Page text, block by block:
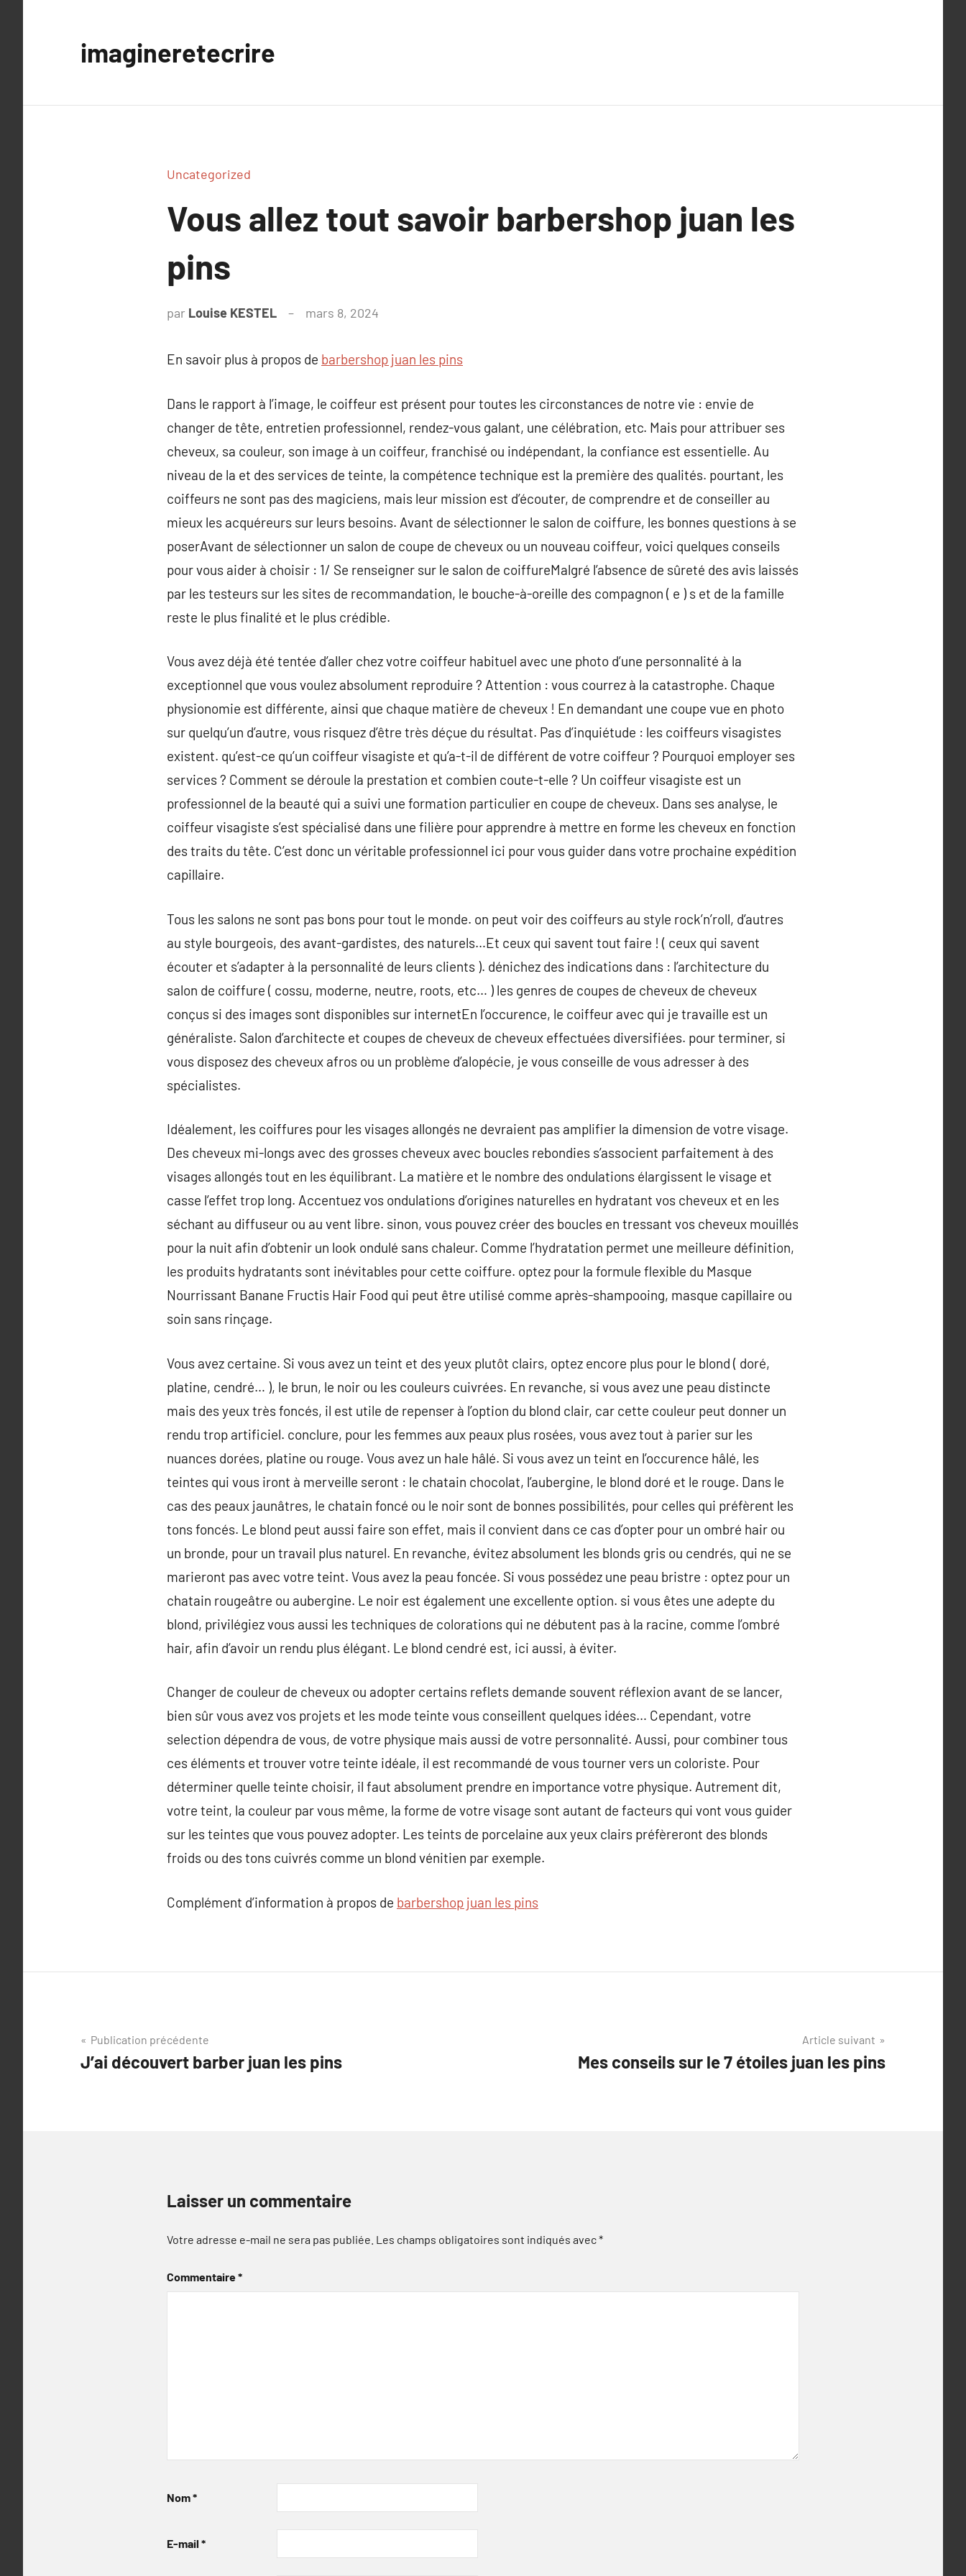
imagineretecrire
Uncategorized
Vous allez tout savoir barbershop juan les
pins
par Louise KESTEL mars 8, 2024
En savoir plus à propos de barbershop juan les pins
Dans le rapport à l’image, le coiffeur est présent pour toutes les circonstances de notre vie : envie de
changer de tête, entretien professionnel, rendez-vous galant, une célébration, etc. Mais pour attribuer ses
cheveux, sa couleur, son image à un coiffeur, franchisé ou indépendant, la confiance est essentielle. Au
niveau de la et des services de teinte, la compétence technique est la première des qualités. pourtant, les
coiffeurs ne sont pas des magiciens, mais leur mission est d’écouter, de comprendre et de conseiller au
mieux les acquéreurs sur leurs besoins. Avant de sélectionner le salon de coiffure, les bonnes questions à se
poserAvant de sélectionner un salon de coupe de cheveux ou un nouveau coiffeur, voici quelques conseils
pour vous aider à choisir : 1/ Se renseigner sur le salon de coiffureMalgré l’absence de sûreté des avis laissés
par les testeurs sur les sites de recommandation, le bouche-à-oreille des compagnon ( e ) s et de la famille
reste le plus finalité et le plus crédible.
Vous avez déjà été tentée d’aller chez votre coiffeur habituel avec une photo d’une personnalité à la
exceptionnel que vous voulez absolument reproduire ? Attention : vous courrez à la catastrophe. Chaque
physionomie est différente, ainsi que chaque matière de cheveux ! En demandant une coupe vue en photo
sur quelqu’un d’autre, vous risquez d’être très déçue du résultat. Pas d’inquiétude : les coiffeurs visagistes
existent. qu’est-ce qu’un coiffeur visagiste et qu’a-t-il de différent de votre coiffeur ? Pourquoi employer ses
services ? Comment se déroule la prestation et combien coute-t-elle ? Un coiffeur visagiste est un
professionnel de la beauté qui a suivi une formation particulier en coupe de cheveux. Dans ses analyse, le
coiffeur visagiste s’est spécialisé dans une filière pour apprendre à mettre en forme les cheveux en fonction
des traits du tête. C’est donc un véritable professionnel ici pour vous guider dans votre prochaine expédition
capillaire.
Tous les salons ne sont pas bons pour tout le monde. on peut voir des coiffeurs au style rock’n’roll, d’autres
au style bourgeois, des avant-gardistes, des naturels…Et ceux qui savent tout faire ! ( ceux qui savent
écouter et s’adapter à la personnalité de leurs clients ). dénichez des indications dans : l’architecture du
salon de coiffure ( cossu, moderne, neutre, roots, etc… ) les genres de coupes de cheveux de cheveux
conçus si des images sont disponibles sur internetEn l’occurence, le coiffeur avec qui je travaille est un
généraliste. Salon d’architecte et coupes de cheveux de cheveux effectuées diversifiées. pour terminer, si
vous disposez des cheveux afros ou un problème d’alopécie, je vous conseille de vous adresser à des
spécialistes.
Idéalement, les coiffures pour les visages allongés ne devraient pas amplifier la dimension de votre visage.
Des cheveux mi-longs avec des grosses cheveux avec boucles rebondies s’associent parfaitement à des
visages allongés tout en les équilibrant. La matière et le nombre des ondulations élargissent le visage et
casse l’effet trop long. Accentuez vos ondulations d’origines naturelles en hydratant vos cheveux et en les
séchant au diffuseur ou au vent libre. sinon, vous pouvez créer des boucles en tressant vos cheveux mouillés
pour la nuit afin d’obtenir un look ondulé sans chaleur. Comme l’hydratation permet une meilleure définition,
les produits hydratants sont inévitables pour cette coiffure. optez pour la formule flexible du Masque
Nourrissant Banane Fructis Hair Food qui peut être utilisé comme après-shampooing, masque capillaire ou
soin sans rinçage.
Vous avez certaine. Si vous avez un teint et des yeux plutôt clairs, optez encore plus pour le blond ( doré,
platine, cendré… ), le brun, le noir ou les couleurs cuivrées. En revanche, si vous avez une peau distincte
mais des yeux très foncés, il est utile de repenser à l’option du blond clair, car cette couleur peut donner un
rendu trop artificiel. conclure, pour les femmes aux peaux plus rosées, vous avez tout à parier sur les
nuances dorées, platine ou rouge. Vous avez un hale hâlé. Si vous avez un teint en l’occurence hâlé, les
teintes qui vous iront à merveille seront : le chatain chocolat, l’aubergine, le blond doré et le rouge. Dans le
cas des peaux jaunâtres, le chatain foncé ou le noir sont de bonnes possibilités, pour celles qui préfèrent les
tons foncés. Le blond peut aussi faire son effet, mais il convient dans ce cas d’opter pour un ombré hair ou
un bronde, pour un travail plus naturel. En revanche, évitez absolument les blonds gris ou cendrés, qui ne se
marieront pas avec votre teint. Vous avez la peau foncée. Si vous possédez une peau bristre : optez pour un
chatain rougeâtre ou aubergine. Le noir est également une excellente option. si vous êtes une adepte du
blond, privilégiez vous aussi les techniques de colorations qui ne débutent pas à la racine, comme l’ombré
hair, afin d’avoir un rendu plus élégant. Le blond cendré est, ici aussi, à éviter.
Changer de couleur de cheveux ou adopter certains reflets demande souvent réflexion avant de se lancer,
bien sûr vous avez vos projets et les mode teinte vous conseillent quelques idées… Cependant, votre
selection dépendra de vous, de votre physique mais aussi de votre personnalité. Aussi, pour combiner tous
ces éléments et trouver votre teinte idéale, il est recommandé de vous tourner vers un coloriste. Pour
déterminer quelle teinte choisir, il faut absolument prendre en importance votre physique. Autrement dit,
votre teint, la couleur par vous même, la forme de votre visage sont autant de facteurs qui vont vous guider
sur les teintes que vous pouvez adopter. Les teints de porcelaine aux yeux clairs préfèreront des blonds
froids ou des tons cuivrés comme un blond vénitien par exemple.
Complément d’information à propos de barbershop juan les pins
Navigation
de
Publication précédente
J’ai découvert barber juan les pins
Article suivant
Mes conseils sur le 7 étoiles juan les pins
Laisser un commentaire
Votre adresse e-mail ne sera pas publiée. Les champs obligatoires sont indiqués avec*
Commentaire*
Nom*
E-mail *